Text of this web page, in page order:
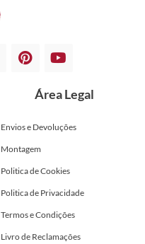
Área Legal
Envios e Devoluções
Montagem
Politica de Cookies
Politica de Privacidade
Termos e Condições
Livro de Reclamações